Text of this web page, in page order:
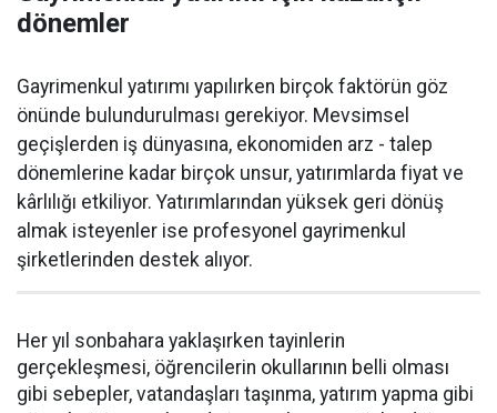
dönemler
Gayrimenkul yatırımı yapılırken birçok faktörün göz
önünde bulundurulması gerekiyor. Mevsimsel
geçişlerden iş dünyasına, ekonomiden arz - talep
dönemlerine kadar birçok unsur, yatırımlarda fiyat ve
kârlılığı etkiliyor. Yatırımlarından yüksek geri dönüş
almak isteyenler ise profesyonel gayrimenkul
şirketlerinden destek alıyor.
Her yıl sonbahara yaklaşırken tayinlerin
gerçekleşmesi, öğrencilerin okullarının belli olması
gibi sebepler, vatandaşları taşınma, yatırım yapma gibi